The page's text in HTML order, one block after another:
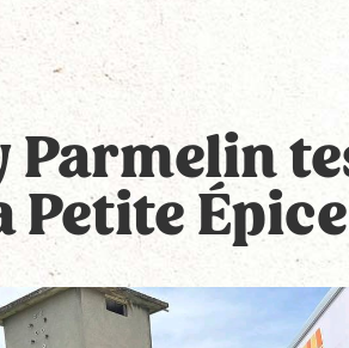
Parmelin
Petite